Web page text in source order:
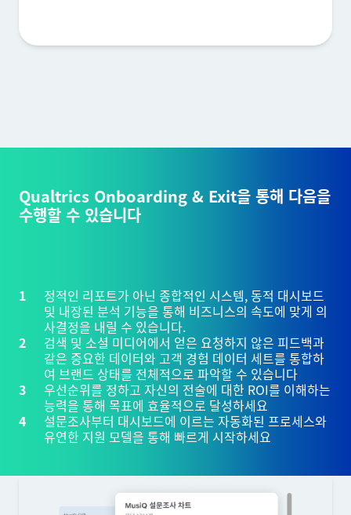
Qualtrics Onboarding & Exit을 통해 다음을
수행할 수 있습니다
정적인 리포트가 아닌 종합적인 시스템, 동적 대시보드
및 내장된 분석 기능을 통해 비즈니스의 속도에 맞게 의
사결정을 내릴 수 있습니다.
검색 및 소셜 미디어에서 얻은 요청하지 않은 피드백과
같은 중요한 데이터와 고객 경험 데이터 세트를 통합하
여 브랜드 상태를 전체적으로 파악할 수 있습니다
우선순위를 정하고 자신의 전술에 대한 ROI를 이해하는
능력을 통해 목표에 효율적으로 달성하세요
설문조사부터 대시보드에 이르는 자동화된 프로세스와
유연한 지원 모델을 통해 빠르게 시작하세요